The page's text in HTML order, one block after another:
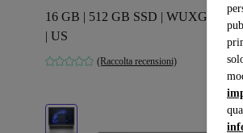
16 GB | 512 GB SSD | WUXGA | FP
| US
(Raccolta recensioni)